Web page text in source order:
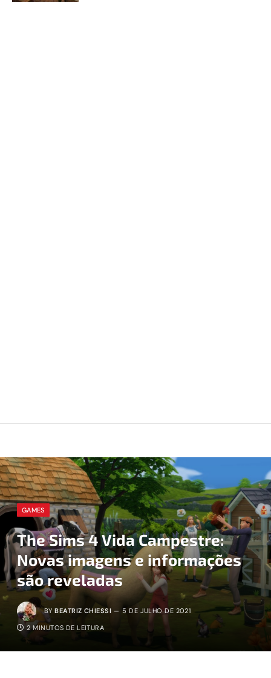
GAMES
The Sims 4 Vida Campestre:
Novas imagens e informações
são reveladas
BY BEATRIZ CHIESSI 5 DE JULHO DE 2021
2 MINUTOS DE LEITURA